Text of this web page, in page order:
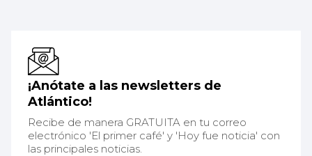
¡Anótate a las newsletters de
Atlántico!
Recibe de manera GRATUITA en tu correo
electrónico 'El primer café' y 'Hoy fue noticia' con
las principales noticias.